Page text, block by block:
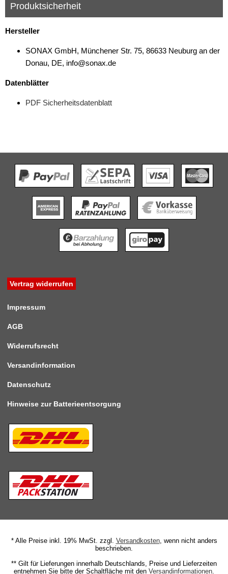
Produktsicherheit
Hersteller
SONAX GmbH, Münchener Str. 75, 86633 Neuburg an der
Donau, DE, info@sonax.de
Datenblätter
PDF Sicherheitsdatenblatt
Vertrag widerrufen
Impressum
AGB
Widerrufsrecht
Versandinformation
Datenschutz
Hinweise zur Batterieentsorgung
* Alle Preise inkl. 19% MwSt. zzgl. Versandkosten, wenn nicht anders
beschrieben.
** Gilt für Lieferungen innerhalb Deutschlands, Preise und Lieferzeiten
entnehmen Sie bitte der Schaltfläche mit den Versandinformationen.